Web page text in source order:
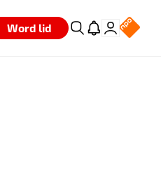
Word lid